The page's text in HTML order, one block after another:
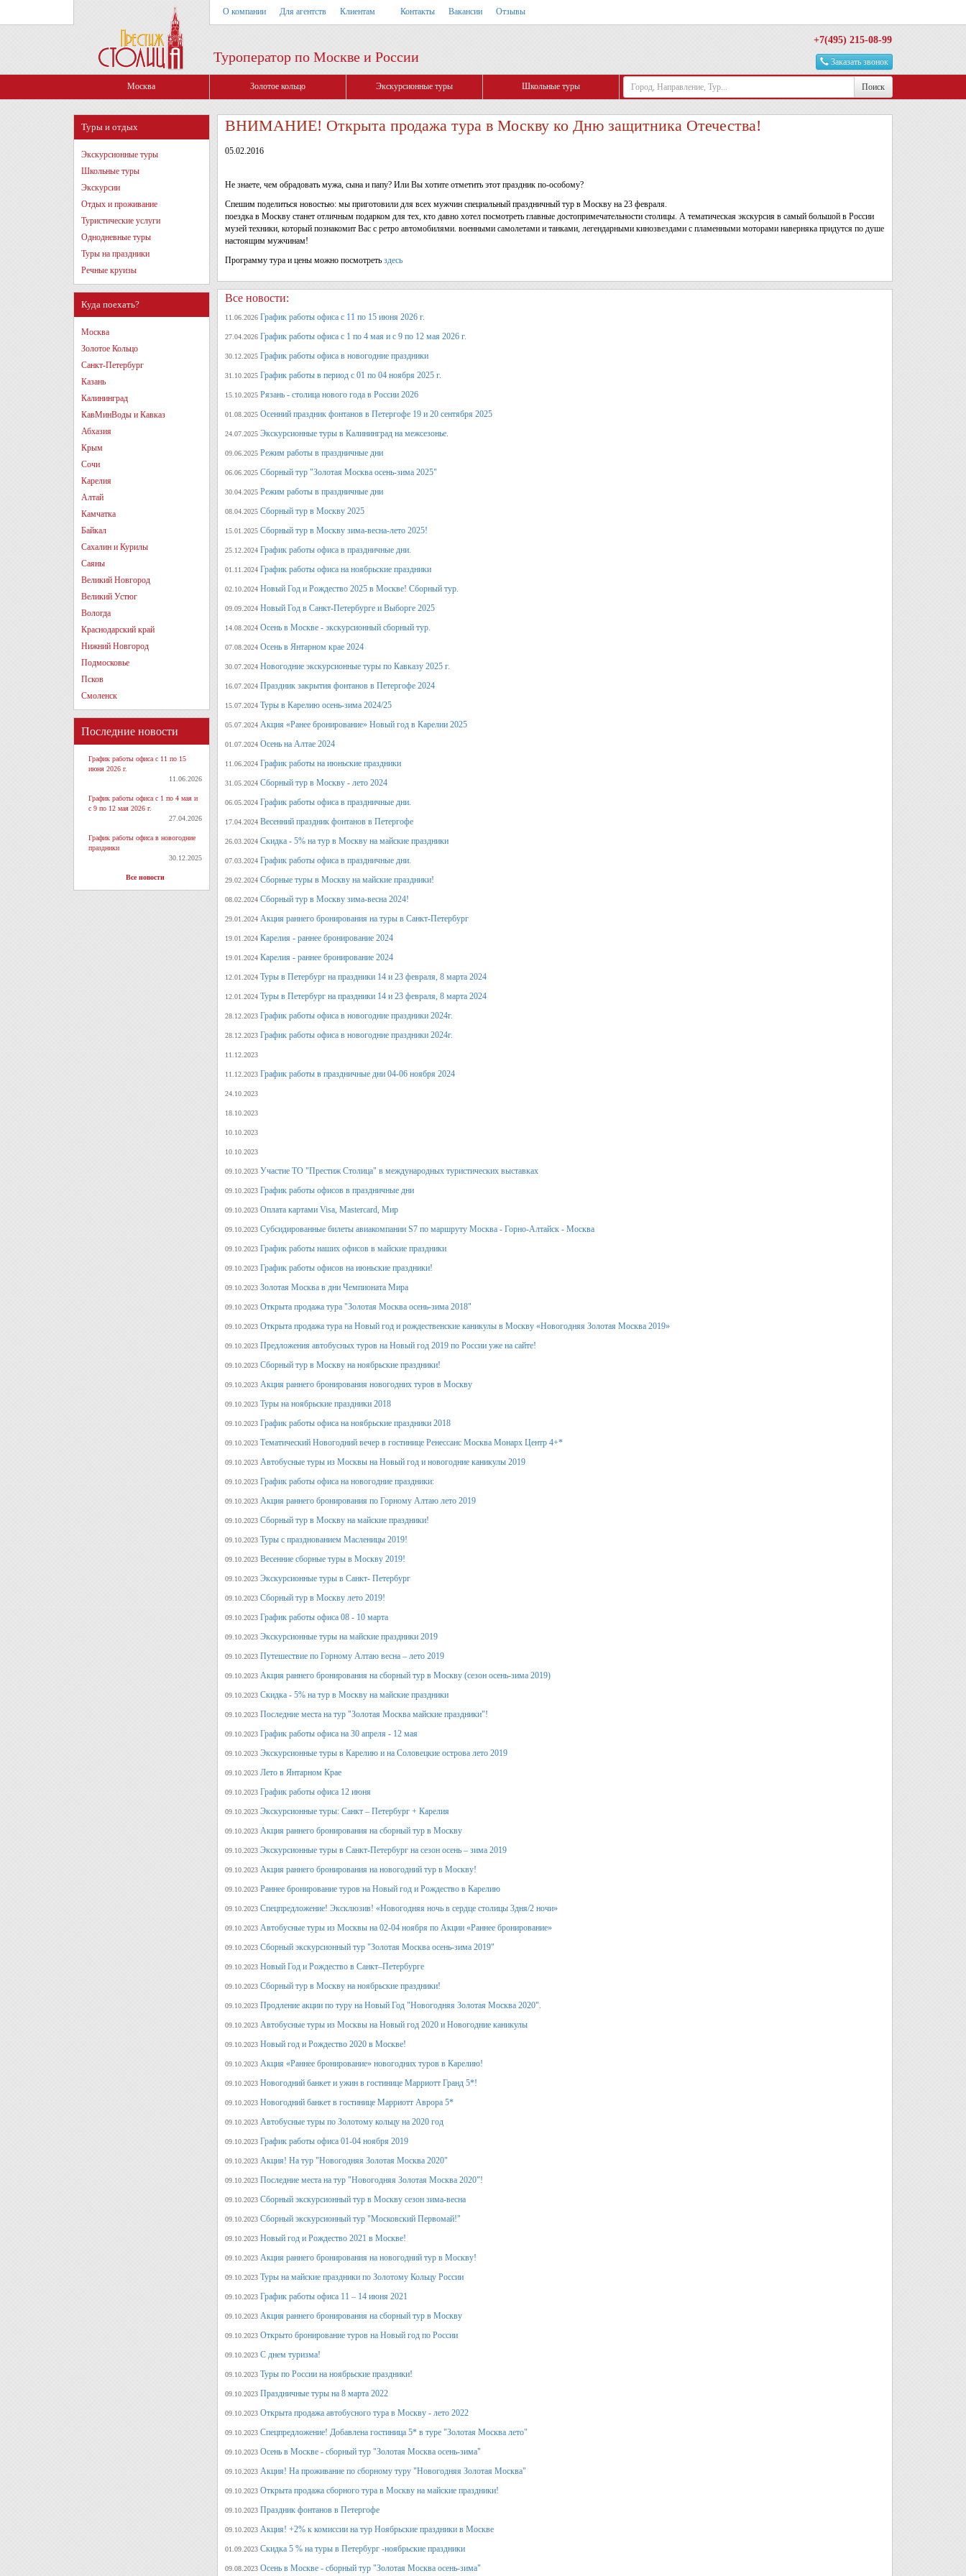
О компании Для агентств Клиентам Контакты Вакансии Отзывы
Туроператор по Москве и России
+7(495) 215-08-99
Заказать звонок
Москва Золотое кольцо Экскурсионные туры Школьные туры Поиск
Туры и отдых
Экскурсионные туры
Школьные туры
Экскурсии
Отдых и проживание
Туристические услуги
Однодневные туры
Туры на праздники
Речные круизы
Куда поехать?
Москва
Золотое Кольцо
Санкт-Петербург
Казань
Калининград
КавМинВоды и Кавказ
Абхазия
Крым
Сочи
Карелия
Алтай
Камчатка
Байкал
Сахалин и Курилы
Саяны
Великий Новгород
Великий Устюг
Вологда
Краснодарский край
Нижний Новгород
Подмосковье
Псков
Смоленск
Последние новости
График работы офиса с 11 по 15
июня 2026 г.
11.06.2026
График работы офиса с 1 по 4 мая и
с 9 по 12 мая 2026 г.
27.04.2026
График работы офиса в новогодние
праздники
30.12.2025
Все новости
ВНИМАНИЕ! Открыта продажа тура в Москву ко Дню защитника Отечества!
05.02.2016
Не знаете, чем обрадовать мужа, сына и папу? Или Вы хотите отметить этот праздник по-особому?
Спешим поделиться новостью: мы приготовили для всех мужчин специальный праздничный тур в Москву на 23 февраля.
поездка в Москву станет отличным подарком для тех, кто давно хотел посмотреть главные достопримечательности столицы. А тематическая экскурсия в самый большой в России
музей техники, который познакомит Вас с ретро автомобилями. военными самолетами и танками, легендарными кинозвездами с пламенными моторами наверняка придутся по душе
настоящим мужчинам!
Программу тура и цены можно посмотреть здесь
Все новости:
11.06.2026 График работы офиса с 11 по 15 июня 2026 г.
27.04.2026 График работы офиса с 1 по 4 мая и с 9 по 12 мая 2026 г.
30.12.2025 График работы офиса в новогодние праздники
31.10.2025 График работы в период с 01 по 04 ноября 2025 г.
15.10.2025 Рязань - столица нового года в России 2026
01.08.2025 Осенний праздник фонтанов в Петергофе 19 и 20 сентября 2025
24.07.2025 Экскурсионные туры в Калининград на межсезонье.
09.06.2025 Режим работы в праздничные дни
06.06.2025 Сборный тур "Золотая Москва осень-зима 2025"
30.04.2025 Режим работы в праздничные дни
08.04.2025 Сборный тур в Москву 2025
15.01.2025 Сборный тур в Москву зима-весна-лето 2025!
25.12.2024 График работы офиса в праздничные дни.
01.11.2024 График работы офиса на ноябрьские праздники
02.10.2024 Новый Год и Рождество 2025 в Москве! Сборный тур.
09.09.2024 Новый Год в Санкт-Петербурге и Выборге 2025
14.08.2024 Осень в Москве - экскурсионный сборный тур.
07.08.2024 Осень в Янтарном крае 2024
30.07.2024 Новогодние экскурсионные туры по Кавказу 2025 г.
16.07.2024 Праздник закрытия фонтанов в Петергофе 2024
15.07.2024 Туры в Карелию осень-зима 2024/25
05.07.2024 Акция «Ранее бронирование» Новый год в Карелии 2025
01.07.2024 Осень на Алтае 2024
11.06.2024 График работы на июньские праздники
31.05.2024 Сборный тур в Москву - лето 2024
06.05.2024 График работы офиса в праздничные дни.
17.04.2024 Весенний праздник фонтанов в Петергофе
26.03.2024 Скидка - 5% на тур в Москву на майские праздники
07.03.2024 График работы офиса в праздничные дни.
29.02.2024 Сборные туры в Москву на майские праздники!
08.02.2024 Сборный тур в Москву зима-весна 2024!
29.01.2024 Акция раннего бронирования на туры в Санкт-Петербург
19.01.2024 Карелия - раннее бронирование 2024
19.01.2024 Карелия - раннее бронирование 2024
12.01.2024 Туры в Петербург на праздники 14 и 23 февраля, 8 марта 2024
12.01.2024 Туры в Петербург на праздники 14 и 23 февраля, 8 марта 2024
28.12.2023 График работы офиса в новогодние праздники 2024г.
28.12.2023 График работы офиса в новогодние праздники 2024г.
11.12.2023
11.12.2023 График работы в праздничные дни 04-06 ноября 2024
24.10.2023
18.10.2023
10.10.2023
10.10.2023
09.10.2023 Участие ТО "Престиж Столица" в международных туристических выставках
09.10.2023 График работы офисов в праздничные дни
09.10.2023 Оплата картами Visa, Mastercard, Мир
09.10.2023 Субсидированные билеты авиакомпании S7 по маршруту Москва - Горно-Алтайск - Москва
09.10.2023 График работы наших офисов в майские праздники
09.10.2023 График работы офисов на июньские праздники!
09.10.2023 Золотая Москва в дни Чемпионата Мира
09.10.2023 Открыта продажа тура "Золотая Москва осень-зима 2018"
09.10.2023 Открыта продажа тура на Новый год и рождественские каникулы в Москву «Новогодняя Золотая Москва 2019»
09.10.2023 Предложения автобусных туров на Новый год 2019 по России уже на сайте!
09.10.2023 Сборный тур в Москву на ноябрьские праздники!
09.10.2023 Акция раннего бронирования новогодних туров в Москву
09.10.2023 Туры на ноябрьские праздники 2018
09.10.2023 График работы офиса на ноябрьские праздники 2018
09.10.2023 Тематический Новогодний вечер в гостинице Ренессанс Москва Монарх Центр 4+*
09.10.2023 Автобусные туры из Москвы на Новый год и новогодние каникулы 2019
09.10.2023 График работы офиса на новогодние праздники:
09.10.2023 Акция раннего бронирования по Горному Алтаю лето 2019
09.10.2023 Сборный тур в Москву на майские праздники!
09.10.2023 Туры с празднованием Масленицы 2019!
09.10.2023 Весенние сборные туры в Москву 2019!
09.10.2023 Экскурсионные туры в Санкт- Петербург
09.10.2023 Сборный тур в Москву лето 2019!
09.10.2023 График работы офиса 08 - 10 марта
09.10.2023 Экскурсионные туры на майские праздники 2019
09.10.2023 Путешествие по Горному Алтаю весна – лето 2019
09.10.2023 Акция раннего бронирования на сборный тур в Москву (сезон осень-зима 2019)
09.10.2023 Скидка - 5% на тур в Москву на майские праздники
09.10.2023 Последние места на тур "Золотая Москва майские праздники"!
09.10.2023 График работы офиса на 30 апреля - 12 мая
09.10.2023 Экскурсионные туры в Карелию и на Соловецкие острова лето 2019
09.10.2023 Лето в Янтарном Крае
09.10.2023 График работы офиса 12 июня
09.10.2023 Экскурсионные туры: Санкт – Петербург + Карелия
09.10.2023 Акция раннего бронирования на сборный тур в Москву
09.10.2023 Экскурсионные туры в Санкт-Петербург на сезон осень – зима 2019
09.10.2023 Акция раннего бронирования на новогодний тур в Москву!
09.10.2023 Раннее бронирование туров на Новый год и Рождество в Карелию
09.10.2023 Спецпредложение! Эксклюзив! «Новогодняя ночь в сердце столицы 3дня/2 ночи»
09.10.2023 Автобусные туры из Москвы на 02-04 ноября по Акции «Раннее бронирование»
09.10.2023 Сборный экскурсионный тур "Золотая Москва осень-зима 2019"
09.10.2023 Новый Год и Рождество в Санкт–Петербурге
09.10.2023 Сборный тур в Москву на ноябрьские праздники!
09.10.2023 Продление акции по туру на Новый Год "Новогодняя Золотая Москва 2020".
09.10.2023 Автобусные туры из Москвы на Новый год 2020 и Новогодние каникулы
09.10.2023 Новый год и Рождество 2020 в Москве!
09.10.2023 Акция «Раннее бронирование» новогодних туров в Карелию!
09.10.2023 Новогодний банкет и ужин в гостинице Марриотт Гранд 5*!
09.10.2023 Новогодний банкет в гостинице Марриотт Аврора 5*
09.10.2023 Автобусные туры по Золотому кольцу на 2020 год
09.10.2023 График работы офиса 01-04 ноября 2019
09.10.2023 Акция! На тур "Новогодняя Золотая Москва 2020"
09.10.2023 Последние места на тур "Новогодняя Золотая Москва 2020"!
09.10.2023 Сборный экскурсионный тур в Москву сезон зима-весна
09.10.2023 Сборный экскурсионный тур "Московский Первомай!"
09.10.2023 Новый год и Рождество 2021 в Москве!
09.10.2023 Акция раннего бронирования на новогодний тур в Москву!
09.10.2023 Туры на майские праздники по Золотому Кольцу России
09.10.2023 График работы офиса 11 – 14 июня 2021
09.10.2023 Акция раннего бронирования на сборный тур в Москву
09.10.2023 Открыто бронирование туров на Новый год по России
09.10.2023 С днем туризма!
09.10.2023 Туры по России на ноябрьские праздники!
09.10.2023 Праздничные туры на 8 марта 2022
09.10.2023 Открыта продажа автобусного тура в Москву - лето 2022
09.10.2023 Спецпредложение! Добавлена гостиница 5* в туре "Золотая Москва лето"
09.10.2023 Осень в Москве - сборный тур "Золотая Москва осень-зима"
09.10.2023 Акция! На проживание по сборному туру "Новогодняя Золотая Москва"
09.10.2023 Открыта продажа сборного тура в Москву на майские праздники!
09.10.2023 Праздник фонтанов в Петергофе
09.10.2023 Акция! +2% к комиссии на тур Ноябрьские праздники в Москве
01.09.2023 Скидка 5 % на туры в Петербург -ноябрьские праздники
09.08.2023 Осень в Москве - сборный тур "Золотая Москва осень-зима"